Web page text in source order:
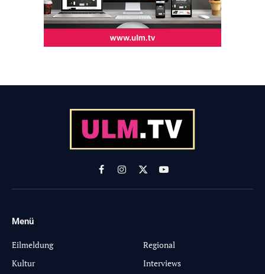
FacebookInstagram
X
(Twitter)
YouTube
Menü
Eilmeldung
Kultur
Regional
Interviews